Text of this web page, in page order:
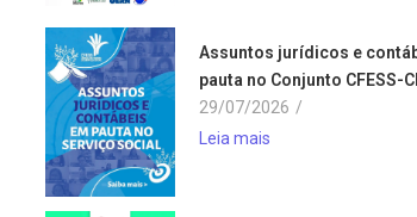
Assuntos jurídicos e
pauta no Conjunto CFESS-
29/07/2026 /
Leia mais